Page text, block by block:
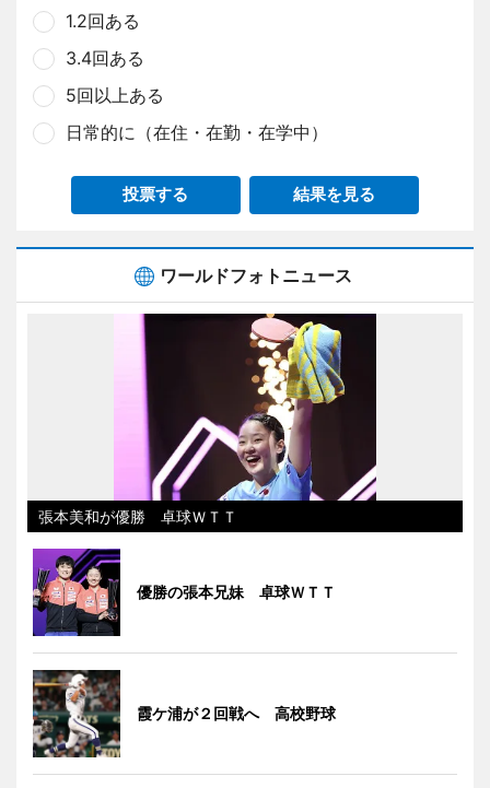
1.2回ある
3.4回ある
5回以上ある
日常的に（在住・在勤・在学中）
投票する 結果を見る
ワールドフォトニュース
張本美和が優勝 卓球ＷＴＴ
優勝の張本兄妹 卓球ＷＴＴ
霞ケ浦が２回戦へ 高校野球